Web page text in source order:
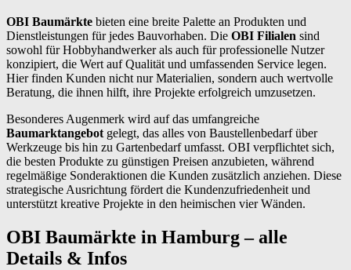
OBI Baumärkte bieten eine breite Palette an Produkten und
Dienstleistungen für jedes Bauvorhaben. Die OBI Filialen sind
sowohl für Hobbyhandwerker als auch für professionelle Nutzer
konzipiert, die Wert auf Qualität und umfassenden Service legen.
Hier finden Kunden nicht nur Materialien, sondern auch wertvolle
Beratung, die ihnen hilft, ihre Projekte erfolgreich umzusetzen.
Besonderes Augenmerk wird auf das umfangreiche
Baumarktangebot gelegt, das alles von Baustellenbedarf über
Werkzeuge bis hin zu Gartenbedarf umfasst. OBI verpflichtet sich,
die besten Produkte zu günstigen Preisen anzubieten, während
regelmäßige Sonderaktionen die Kunden zusätzlich anziehen. Diese
strategische Ausrichtung fördert die Kundenzufriedenheit und
unterstützt kreative Projekte in den heimischen vier Wänden.
OBI Baumärkte in Hamburg – alle
Details & Infos